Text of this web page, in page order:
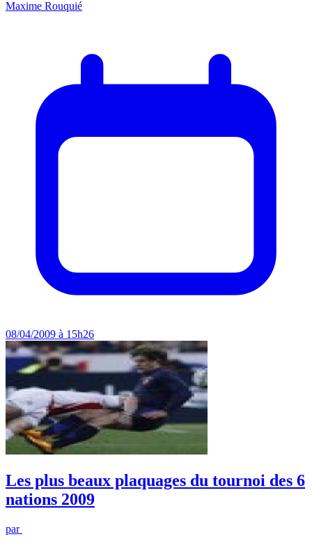
Maxime Rouquié
08/04/2009 à 15h26
Les plus beaux plaquages du tournoi des 6
nations 2009
par